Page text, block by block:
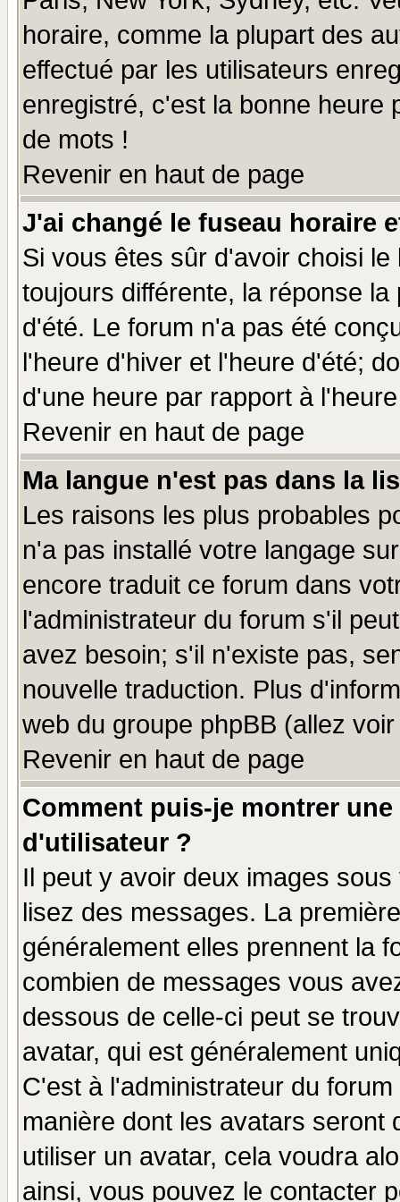
horaire, comme la plupart des
effectué par les utilisateurs
enregistré, c'est la bonne heure
de mots !
Revenir en haut de page
J'ai changé le fuseau horaire
Si vous êtes sûr d'avoir choisi
toujours différente, la réponse
d'été. Le forum n'a pas été
l'heure d'hiver et l'heure d'été;
d'une heure par rapport à
Revenir en haut de page
Ma langue n'est pas dans la
Les raisons les plus probables
n'a pas installé votre langage
encore traduit ce forum dans
l'administrateur du forum s'il
avez besoin; s'il n'existe pas,
nouvelle traduction. Plus
web du groupe phpBB (allez
Revenir en haut de page
Comment puis-je montrer
d'utilisateur ?
Il peut y avoir deux images
lisez des messages. La
généralement elles prennent la
combien de messages vous
dessous de celle-ci peut se
avatar, qui est généralement
C'est à l'administrateur du
manière dont les avatars seront
utiliser un avatar, cela voudra
ainsi, vous pouvez le contacter